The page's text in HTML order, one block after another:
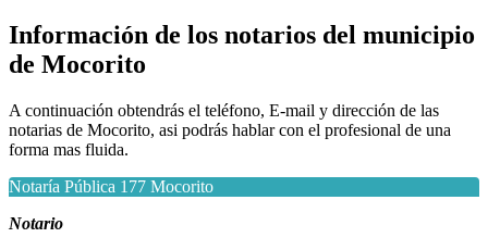
Información de los notarios del municipio
de Mocorito
A continuación obtendrás el teléfono, E-mail y dirección de las
notarias de Mocorito, asi podrás hablar con el profesional de una
forma mas fluida.
Notaría Pública 177 Mocorito
Notario